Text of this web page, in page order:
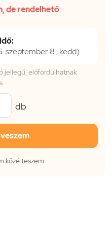
de rendelhető
szeptember 8., kedd)
jellegű, előfordulhatnak
db
közé teszem